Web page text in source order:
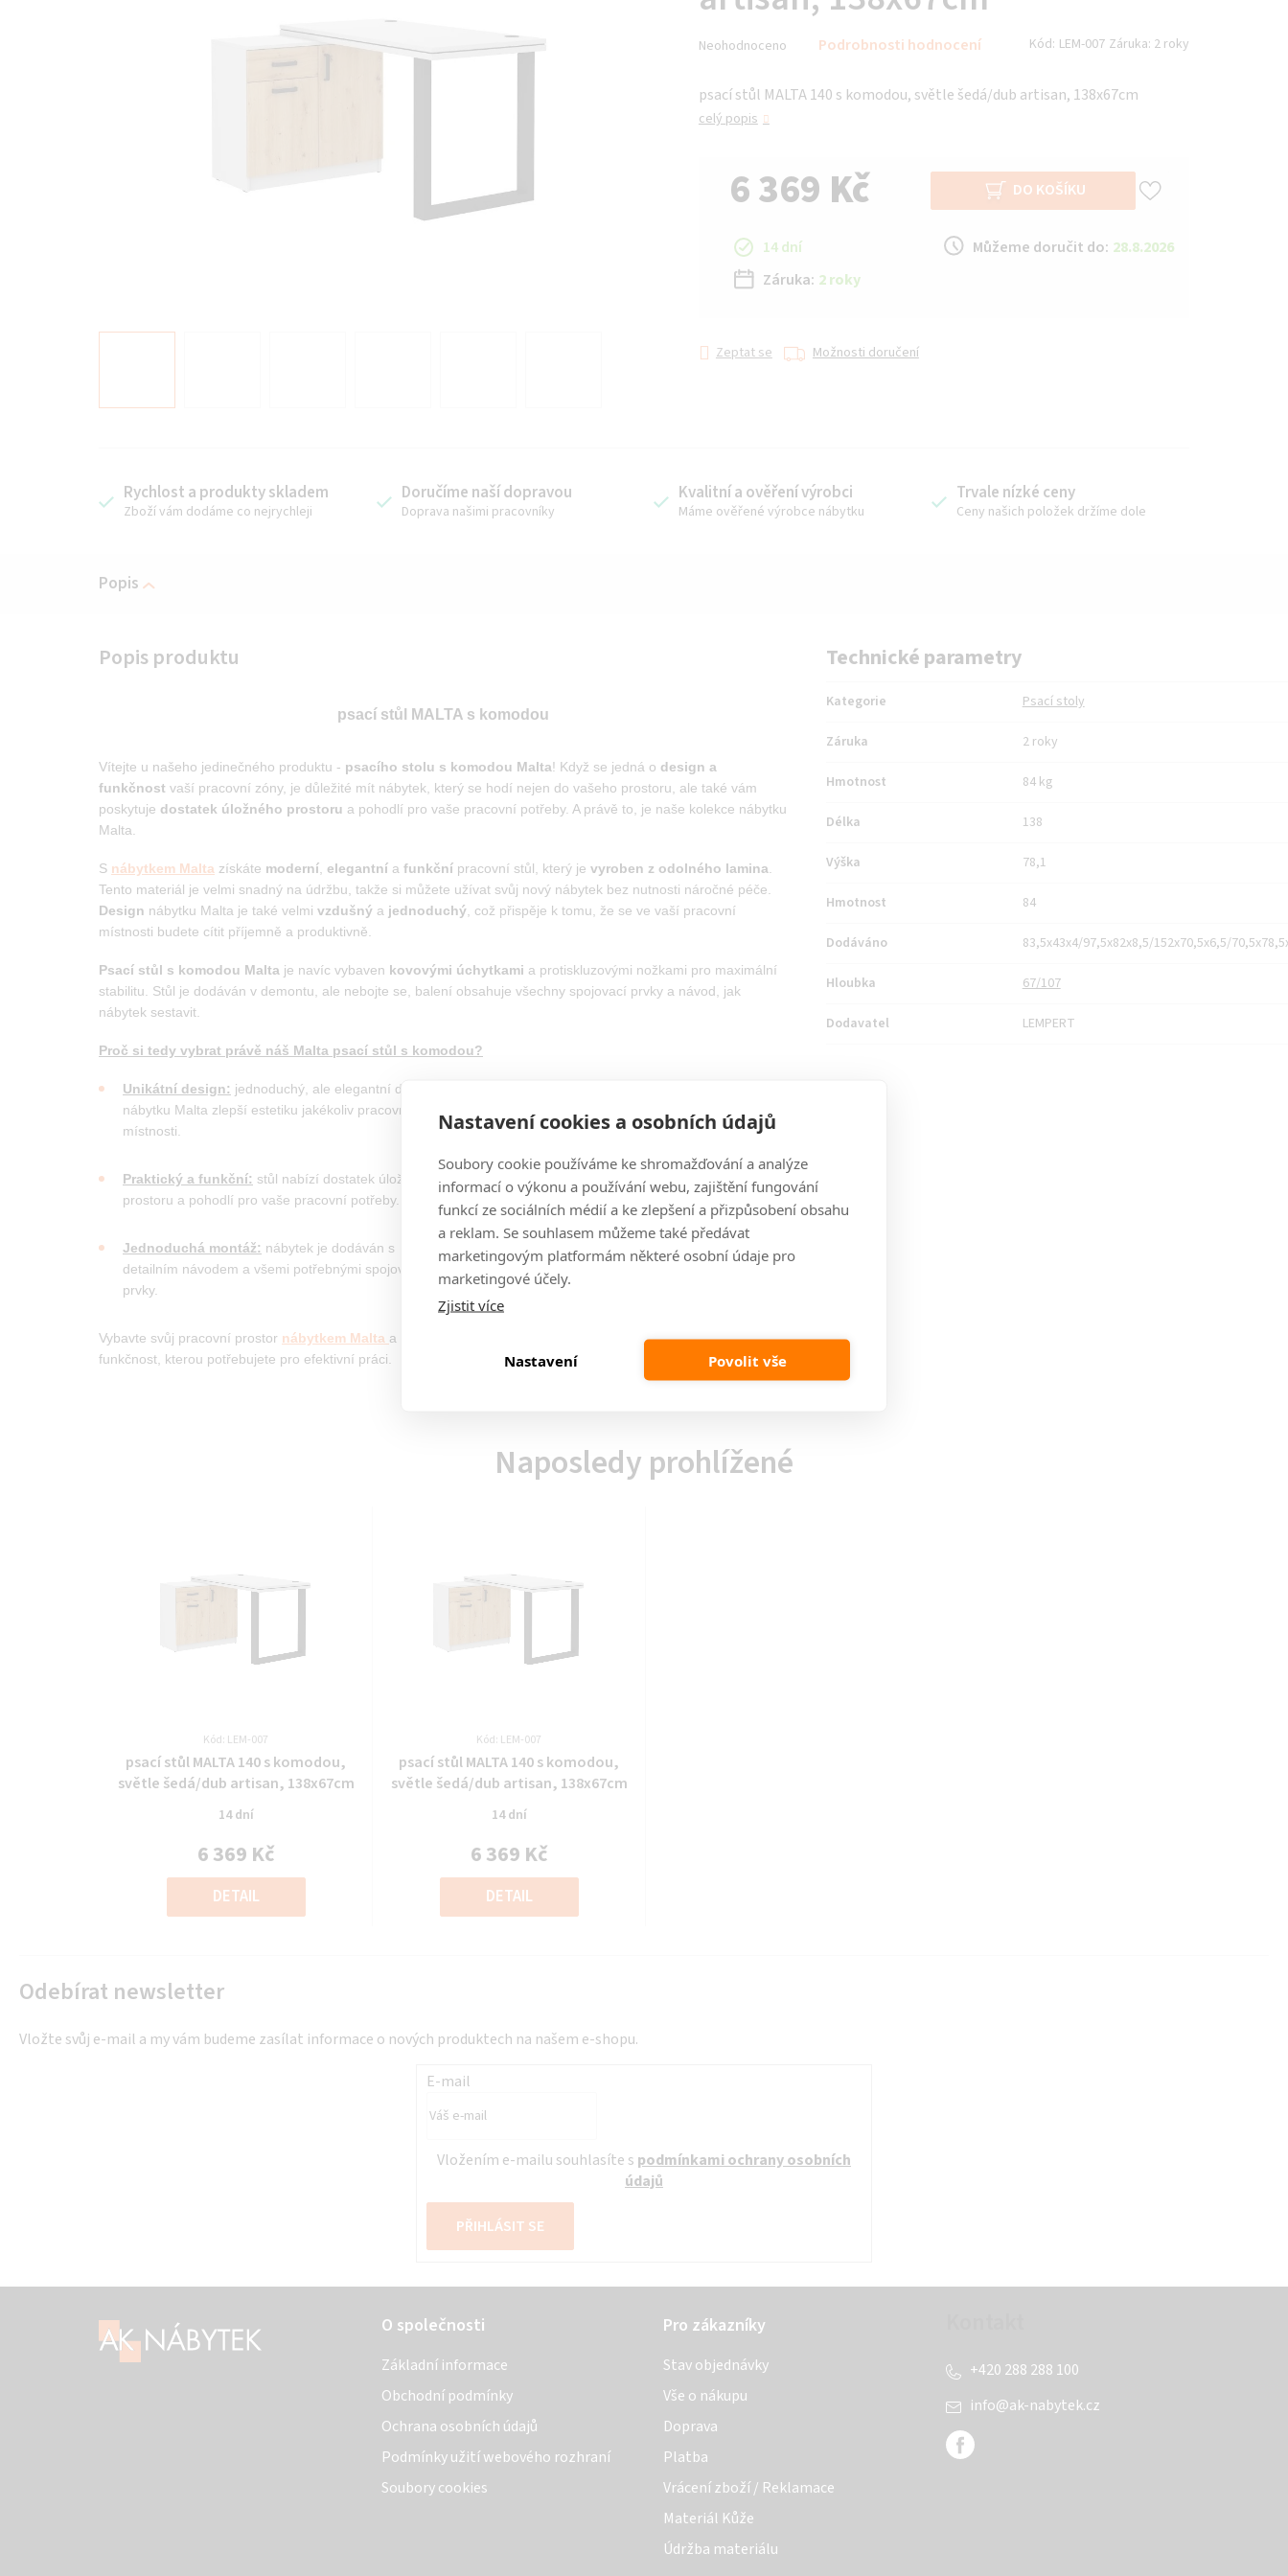
Nastavení cookies a osobních údajů
Soubory cookie používáme ke shromažďování a analýze
informací o výkonu a používání webu, zajištění fungování
funkcí ze sociálních médií a ke zlepšení a přizpůsobení obsahu
a reklam. Se souhlasem můžeme také předávat
marketingovým platformám některé osobní údaje pro
marketingové účely.
Zjistit více
Nastavení Povolit vše
hodnocení
je
0,0
Neohodnoceno Podrobnosti hodnocení Kód: LEM-007 Záruka: 2 roky
psací stůl MALTA 140 s komodou, světle šedá/dub artisan, 138x67cm
celý popis
6 369 Kč DO KOŠÍKU
14 dní Můžeme doručit do: 28.8.2026
Záruka: 2 roky
Zeptat se Možnosti doručení
Rychlost a produkty skladem
Zboží vám dodáme co nejrychleji
Doručíme naší dopravou
Doprava našimi pracovníky
Kvalitní a ověření výrobci
Máme ověřené výrobce nábytku
Trvale nízké ceny
Ceny našich položek držíme dole
Popis
psací stůl MALTA s komodou
Vítejte u našeho jedinečného produktu - psacího stolu s komodou Malta! Když se jedná o design a
funkčnost vaší pracovní zóny, je důležité mít nábytek, který se hodí nejen do vašeho prostoru, ale také vám
poskytuje dostatek úložného prostoru a pohodlí pro vaše pracovní potřeby. A právě to, je naše kolekce nábytku
Malta.
S nábytkem Malta získáte moderní, elegantní a funkční pracovní stůl, který je vyroben z odolného lamina.
Tento materiál je velmi snadný na údržbu, takže si můžete užívat svůj nový nábytek bez nutnosti náročné péče.
Design nábytku Malta je také velmi vzdušný a jednoduchý, což přispěje k tomu, že se ve vaší pracovní
místnosti budete cítit příjemně a produktivně.
Psací stůl s komodou Malta je navíc vybaven kovovými úchytkami a protiskluzovými nožkami pro maximální
stabilitu. Stůl je dodáván v demontu, ale nebojte se, balení obsahuje všechny spojovací prvky a návod, jak
nábytek sestavit.
Proč si tedy vybrat právě náš Malta psací stůl s komodou?
Unikátní design: jednoduchý, ale elegantní design
nábytku Malta zlepší estetiku jakékoliv pracovní
místnosti.
Praktický a funkční: stůl nabízí dostatek úložného
prostoru a pohodlí pro vaše pracovní potřeby.
Stabilní a bezpečný:
kovové protiskluzové nožky
zaručují stabilitu stolu.
Jednoduchá montáž: nábytek je dodáván s
detailním návodem a všemi potřebnými spojovacími
prvky.
Vybavte svůj pracovní prostor nábytkem Malta a získejte tak nejen stylový a moderní vzhled, ale i praktičnost a
funkčnost, kterou potřebujete pro efektivní práci.
Technické parametry
Kategorie Psací stoly
Záruka 2 roky
Hmotnost 84 kg
Délka 138
Výška 78,1
Hmotnost 84
Dodáváno 83,5x43x4/97,5x82x8,5/152x70,5x6,5/
Hloubka 67/107
Dodavatel LEMPERT
Naposledy prohlížené
Kód: LEM-007
Průměrné
hodnocení
produktu
je
0,0
z
5
psací stůl MALTA 140 s komodou,
světle šedá/dub artisan, 138x67cm
14 dní
6 369 Kč
Měrná
cena:
DETAIL
Kód: LEM-007
Průměrné
hodnocení
produktu
je
0,0
z
5
psací stůl MALTA 140 s komodou,
světle šedá/dub artisan, 138x67cm
14 dní
6 369 Kč
Měrná
cena:
DETAIL
Odebírat newsletter
Vložte svůj e-mail a my vám budeme zasílat informace o nových produktech na našem e-shopu.
E-mail
Vložením e-mailu souhlasíte s podmínkami ochrany osobních
údajů
PŘIHLÁSIT SE
O společnosti
Základní informace
Obchodní podmínky
Ochrana osobních údajů
Podmínky užití webového rozhraní
Soubory cookies
Pro zákazníky
Stav objednávky
Vše o nákupu
Doprava
Platba
Vrácení zboží / Reklamace
Materiál Kůže
Údržba materiálu
info@ak-nabytek.cz
+420 288 288 100